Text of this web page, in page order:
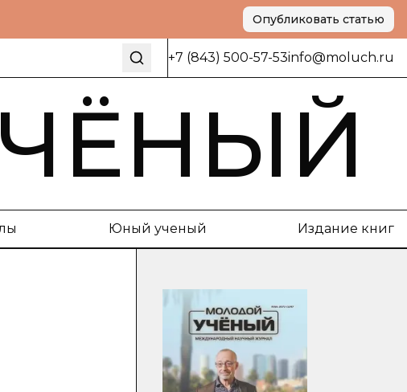
Опубликовать статью
+7 (843) 500-57-53info@moluch.ru
Юный ученый Издание книг